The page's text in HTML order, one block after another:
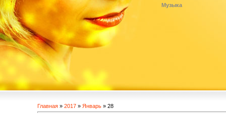
Музыка
Главная » 2017 » Январь » 28